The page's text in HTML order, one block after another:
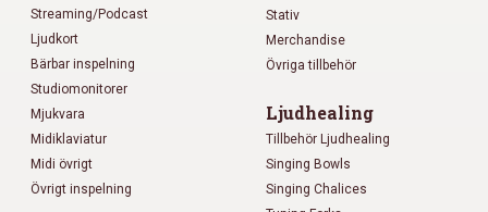
Streaming/Podcast
Ljudkort
Bärbar inspelning
Studiomonitorer
Mjukvara
Midiklaviatur
Midi övrigt
Övrigt inspelning
Stativ
Merchandise
Övriga tillbehör
Ljudhealing
Tillbehör Ljudhealing
Singing Bowls
Singing Chalices